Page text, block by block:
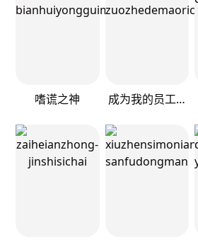
嗜谎之神 成为我的员工吧！这里是老板以外全员丧尸的末世派遣公司！